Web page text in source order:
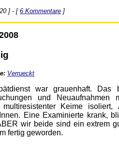
] - [6 Kommentare ]
Verrueckt
war grauenhaft. Das
und Neuaufnahmen
multiresistenter Keime isoliert,
Eine Examinierte krank,
wir beide sind ein extrem
fertig geworden.